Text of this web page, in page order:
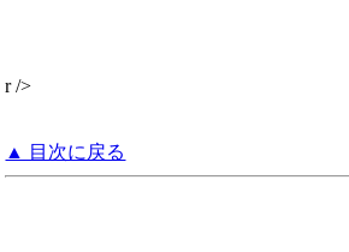
r />
▲ 目次に戻る